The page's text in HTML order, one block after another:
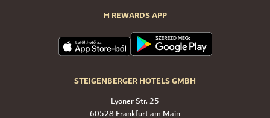
H REWARDS APP
STEIGENBERGER HOTELS GMBH
Lyoner Str. 25
60528 Frankfurt am Main